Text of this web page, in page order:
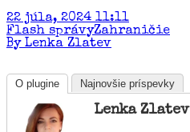
22 júla, 2024 11:11
Flash správyZahraničie
By Lenka Zlatev
O plugine Najnovšie príspevky
Lenka Zlatev